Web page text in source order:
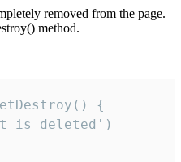
removed from the page.
method.
{
is deleted')